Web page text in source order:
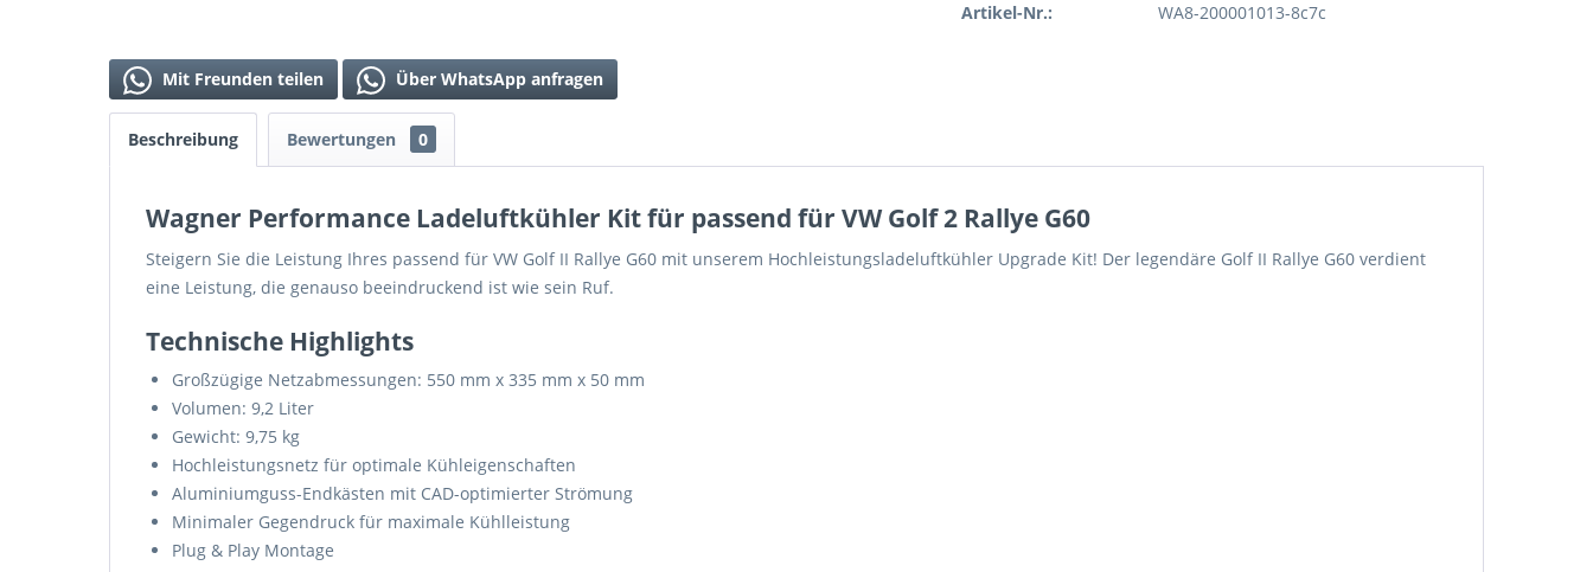
Artikel-Nr.:
WA8-200001013-8c7c
Mit Freunden teilen Über WhatsApp anfragen
Beschreibung Bewertungen 0
Wagner Performance Ladeluftkühler Kit für passend für VW Golf 2 Rallye G60
Steigern Sie die Leistung Ihres passend für VW Golf II Rallye G60 mit unserem Hochleistungsladeluftkühler Upgrade Kit! Der legendäre Golf II Rallye G60 verdient
eine Leistung, die genauso beeindruckend ist wie sein Ruf.
Technische Highlights
Großzügige Netzabmessungen: 550 mm x 335 mm x 50 mm
Volumen: 9,2 Liter
Gewicht: 9,75 kg
Hochleistungsnetz für optimale Kühleigenschaften
Aluminiumguss-Endkästen mit CAD-optimierter Strömung
Minimaler Gegendruck für maximale Kühlleistung
Plug & Play Montage